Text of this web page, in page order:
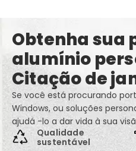
Obtenha sua
alumínio
Citação de
Se você está procurando
Windows, ou soluções
ajudá -lo a dar vida à sua
Qualidade
sustentável